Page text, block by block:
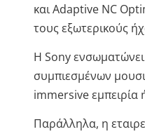
και Adaptive NC
τους εξωτερικούς
Η Sony
συμπιεσμένων
immersive εμπειρία
Παράλληλα, η